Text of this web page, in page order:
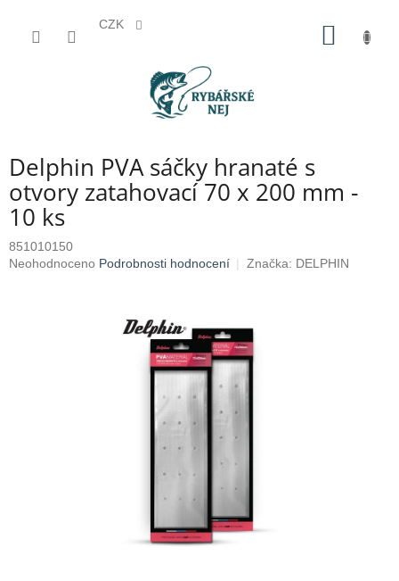
CZK
Delphin PVA sáčky hranaté s
otvory zatahovací 70 x 200 mm -
10 ks
851010150
Průměrné
Neohodnoceno Podrobnosti hodnocení Značka: DELPHIN